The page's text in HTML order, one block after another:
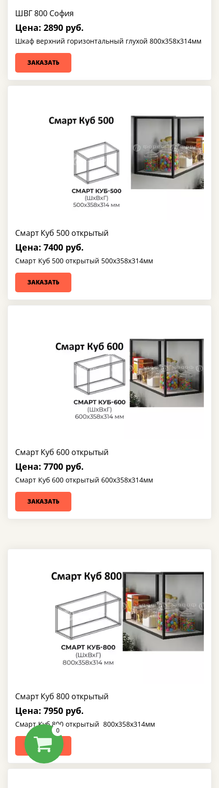
ШВГ 800 София
Цена: 2890 руб.
Шкаф верхний горизонтальный глухой 800х358х314мм
ЗАКАЗАТЬ
Смарт Куб 500 открытый
Цена: 7400 руб.
Смарт Куб 500 открытый 500х358х314мм
ЗАКАЗАТЬ
Смарт Куб 600 открытый
Цена: 7700 руб.
Смарт Куб 600 открытый 600х358х314мм
ЗАКАЗАТЬ
Смарт Куб 800 открытый
Цена: 7950 руб.
Смарт Куб 800 открытый 800х358х314мм
ЗАКАЗАТЬ
0